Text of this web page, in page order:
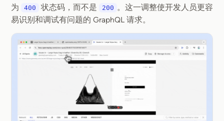
为
400 状态码，而不是 200 。这一调整使开发人员更容
易识别和调试有问题的 GraphQL 请求。